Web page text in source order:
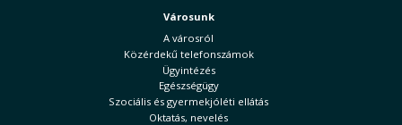
Városunk
A városról
Közérdekű telefonszámok
Ügyintézés
Egészségügy
Szociális és gyermekjóléti ellátás
Oktatás, nevelés